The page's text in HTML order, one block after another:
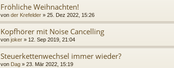
Fröhliche Weihnachten!
von der Krefelder » 25. Dez 2022, 15:26
Kopfhörer mit Noise Cancelling
von joker » 12. Sep 2019, 21:04
Steuerkettenwechsel immer wieder?
von Dag » 23. Mär 2022, 15:19